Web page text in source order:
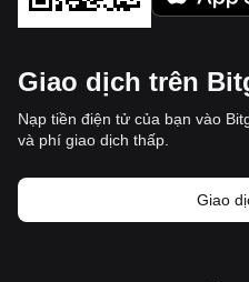
Giao dịch trên
Nạp tiền điện tử của bạn vào
và phí giao dịch thấp.
Giao